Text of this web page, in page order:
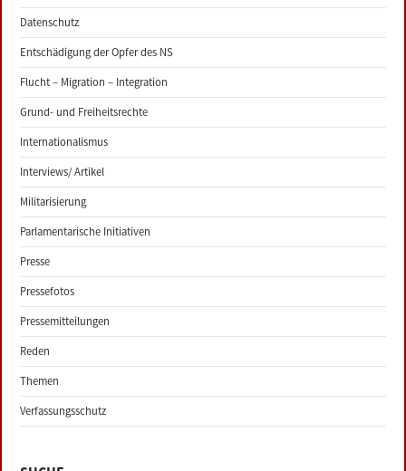
Datenschutz
Entschädigung der Opfer des NS
Flucht – Migration – Integration
Grund- und Freiheitsrechte
Internationalismus
Interviews/ Artikel
Militarisierung
Parlamentarische Initiativen
Presse
Pressefotos
Pressemitteilungen
Reden
Themen
Verfassungsschutz